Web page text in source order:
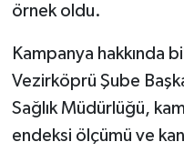
örnek oldu.
Kampanya hakkında
Vezirköprü Şube
Sağlık Müdürlüğü,
endeksi ölçümü ve